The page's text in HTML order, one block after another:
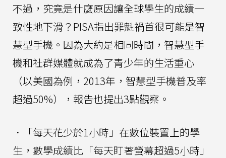
不過，究竟是什麼原因讓全球學生的成績一
致性地下滑？PISA指出罪魁禍首很可能是智
慧型手機。因為大約是相同時間，智慧型手
機和社群媒體就成為了青少年的生活重心
（以美國為例，2013年，智慧型手機普及率
超過50%），報告也提出3點觀察。
．「每天花少於1小時」在數位裝置上的學
生，數學成績比「每天盯著螢幕超過5小時」